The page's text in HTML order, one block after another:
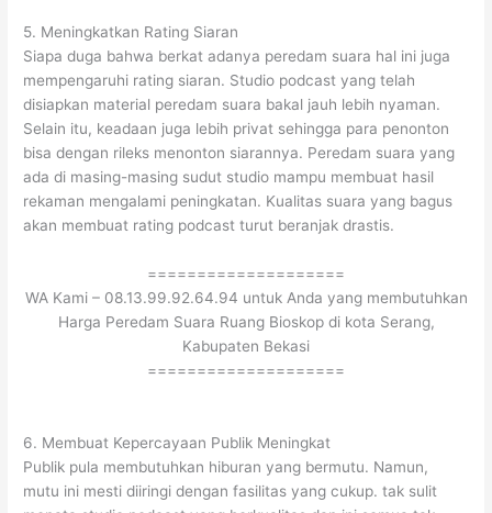
5. Meningkatkan Rating Siaran
Siapa duga bahwa berkat adanya peredam suara hal ini juga
mempengaruhi rating siaran. Studio podcast yang telah
disiapkan material peredam suara bakal jauh lebih nyaman.
Selain itu, keadaan juga lebih privat sehingga para penonton
bisa dengan rileks menonton siarannya. Peredam suara yang
ada di masing-masing sudut studio mampu membuat hasil
rekaman mengalami peningkatan. Kualitas suara yang bagus
akan membuat rating podcast turut beranjak drastis.
====================
WA Kami – 08.13.99.92.64.94 untuk Anda yang membutuhkan
Harga Peredam Suara Ruang Bioskop di kota Serang,
Kabupaten Bekasi
====================
6. Membuat Kepercayaan Publik Meningkat
Publik pula membutuhkan hiburan yang bermutu. Namun,
mutu ini mesti diiringi dengan fasilitas yang cukup. tak sulit